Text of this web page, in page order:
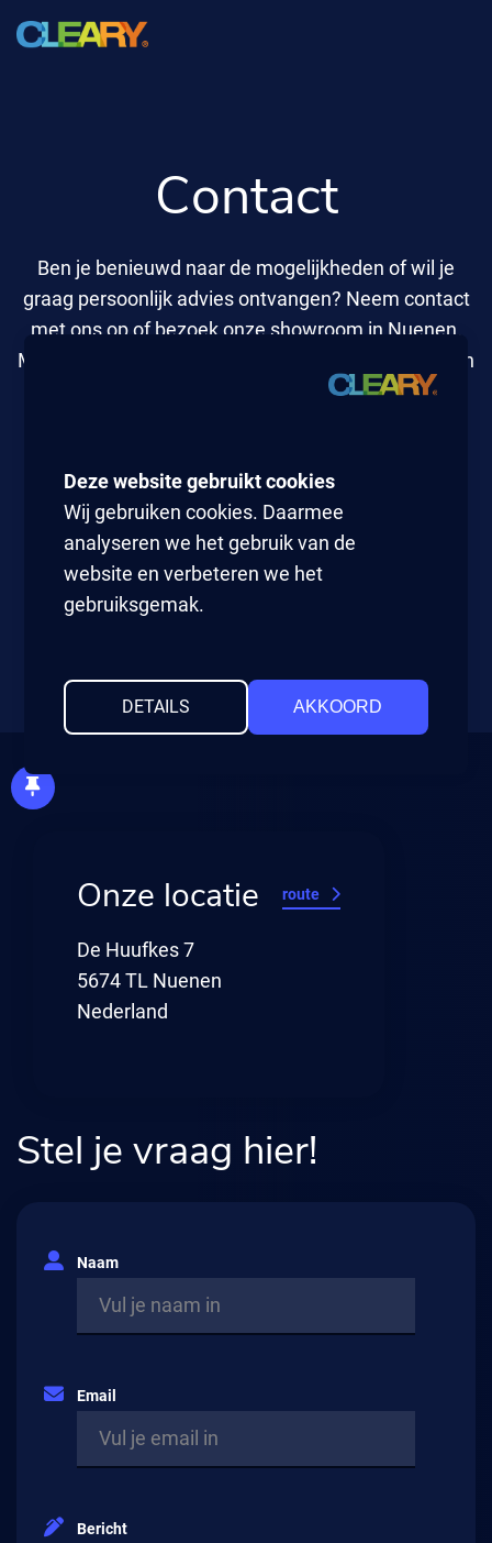
Contact
Ben je benieuwd naar de mogelijkheden of wil je
graag persoonlijk advies ontvangen? Neem contact
met ons op of bezoek onze showroom in Nuenen.
Maak een afspraak en ontdek wat wij voor je kunnen
OF VUL ONDERSTAAND FORMULIER IN
Stel je vraag hier!
Naam
Email
Bericht
Onze locatie route
De Huufkes 7
5674 TL Nuenen
Nederland
Wij gebruiken cookies. Daarmee
analyseren we het gebruik van de
website en verbeteren we het
gebruiksgemak.
DETAILS AKKOORD